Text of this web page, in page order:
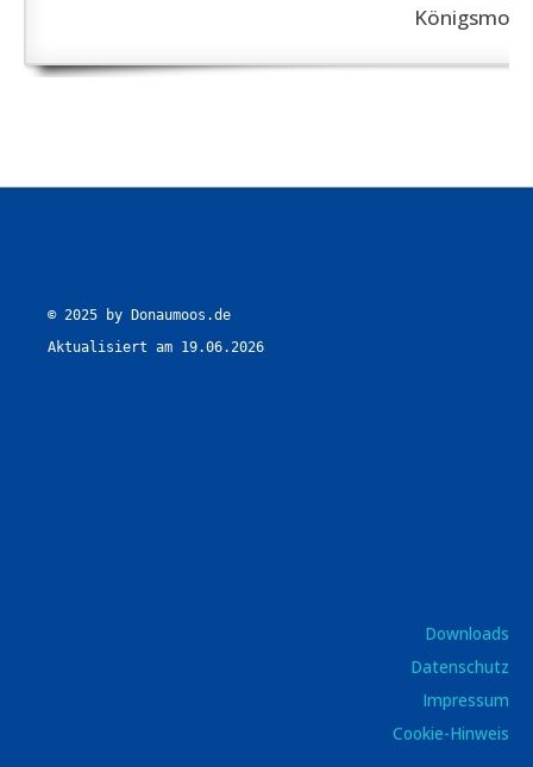
Königsmoos
© 2025 by Donaumoos.de
Aktualisiert am 19.06.2026
Downloads
Datenschutz
Impressum
Cookie-Hinweis